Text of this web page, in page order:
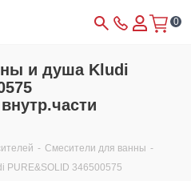
0
и душа Kludi
- Смесители для ванны -
PURE&SOLID 346500575